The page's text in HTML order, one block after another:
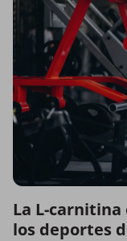
La L-
los deportes